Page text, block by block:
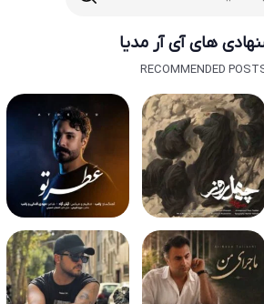
های آی آر مدیا
RECOMMENDED